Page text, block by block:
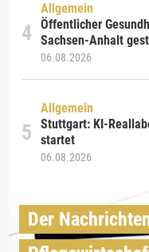
Allgemein
Öffentlicher
Sachsen-Anhalt
06.08.2026
Allgemein
Stuttgart: KI-
startet
06.08.2026
Der